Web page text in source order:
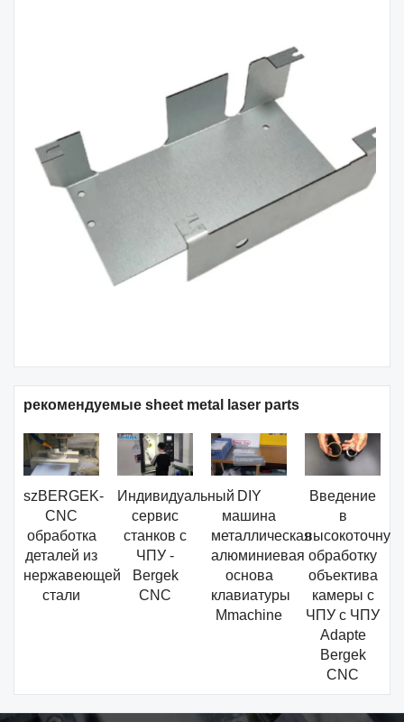
рекомендуемые sheet metal laser parts
szBERGEK-
CNC
обработка
деталей из
нержавеющей
стали
Индивидуальный
сервис
станков с
ЧПУ -
Bergek
CNC
DIY
машина
металлическая
алюминиевая
основа
клавиатуры
Mmachine
Введение
в
высокоточную
обработку
объектива
камеры с
ЧПУ с ЧПУ
Adapte
Bergek
CNC